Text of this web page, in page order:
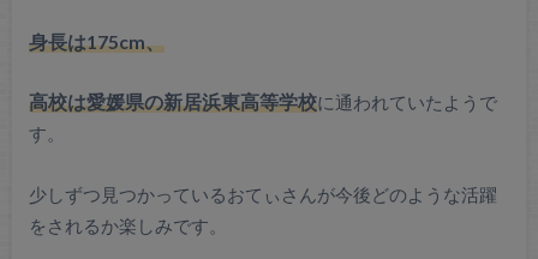
身長は175cm、
高校は愛媛県の新居浜東高等学校に通われていたようで
す。
少しずつ見つかっているおてぃさんが今後どのような活躍
をされるか楽しみです。